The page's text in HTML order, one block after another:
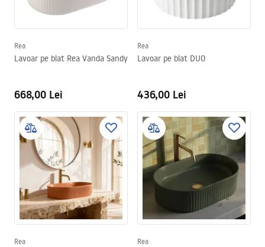
Rea
Lavoar pe blat Rea Vanda Sandy
668,00 Lei
Rea
Lavoar pe blat DUO
436,00 Lei
Rea Rea